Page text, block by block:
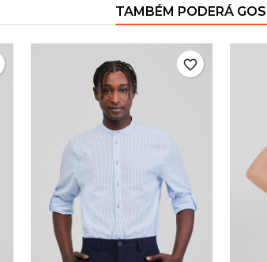
TAMBÉM PODERÁ
favorite_border